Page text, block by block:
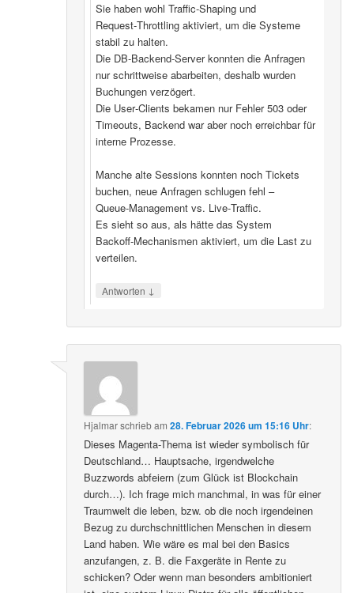
Sie haben wohl Traffic‑Shaping und
Request‑Throttling aktiviert, um die Systeme
stabil zu halten.
Die DB‑Backend-Server konnten die Anfragen
nur schrittweise abarbeiten, deshalb wurden
Buchungen verzögert.
Die User‑Clients bekamen nur Fehler 503 oder
Timeouts, Backend war aber noch erreichbar für
interne Prozesse.
Manche alte Sessions konnten noch Tickets
buchen, neue Anfragen schlugen fehl –
Queue‑Management vs. Live‑Traffic.
Es sieht so aus, als hätte das System
Backoff‑Mechanismen aktiviert, um die Last zu
verteilen.
Antworten ↓
Hjalmarschriebam28. Februar 2026 um 15:16 Uhr:
Dieses Magenta-Thema ist wieder symbolisch für
Deutschland… Hauptsache, irgendwelche
Buzzwords abfeiern (zum Glück ist Blockchain
durch…). Ich frage mich manchmal, in was für einer
Traumwelt die leben, bzw. ob die noch irgendeinen
Bezug zu durchschnittlichen Menschen in diesem
Land haben. Wie wäre es mal bei den Basics
anzufangen, z. B. die Faxgeräte in Rente zu
schicken? Oder wenn man besonders ambitioniert